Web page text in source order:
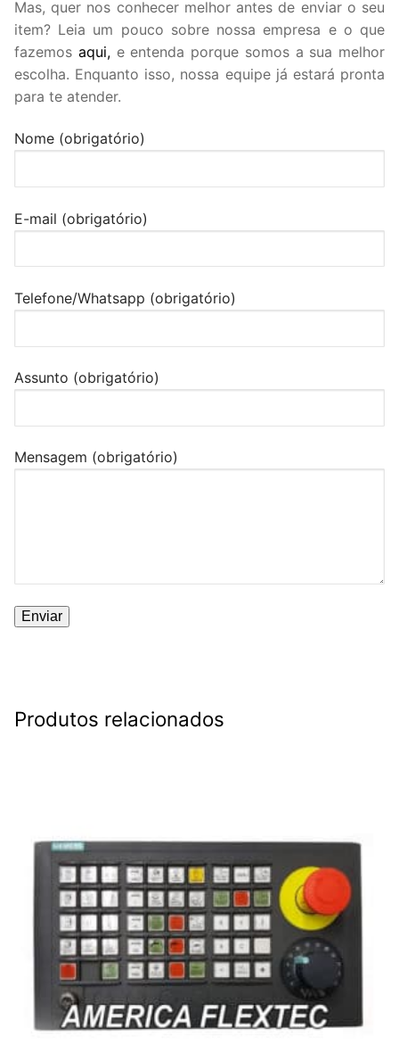
Mas, quer nos conhecer melhor antes de enviar o seu
item? Leia um pouco sobre nossa empresa e o que
fazemos aqui,e entenda porque somos a sua melhor
escolha. Enquanto isso, nossa equipe já estará pronta
para te atender.
Nome (obrigatório)
E-mail (obrigatório)
Telefone/Whatsapp (obrigatório)
Assunto (obrigatório)
Mensagem (obrigatório)
Produtos relacionados